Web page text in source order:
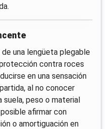
una lengüeta plegable
contra roces
en una sensación
al no conocer
peso o material
afirmar con
o amortiguación en